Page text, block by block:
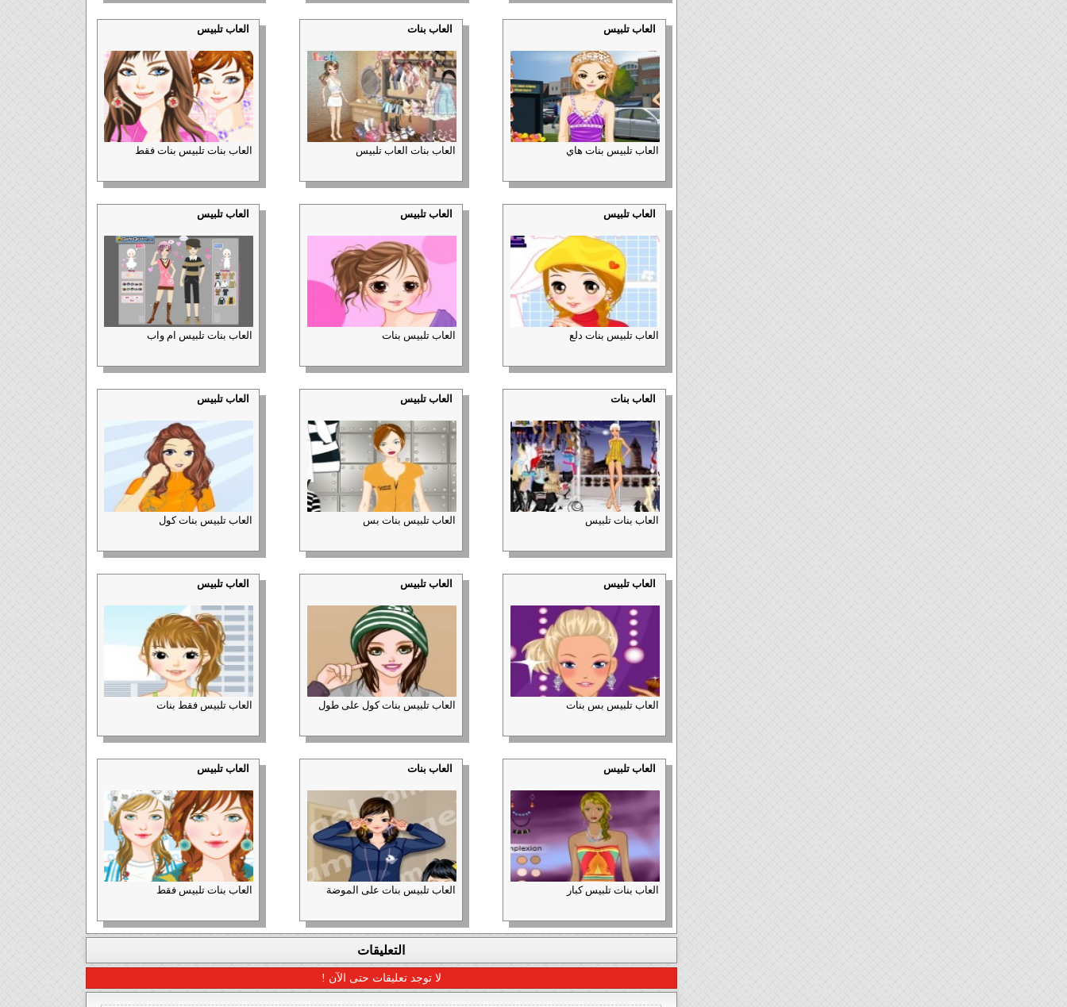
العاب تلبيس
العاب بنات تلبيس بنات فقط
العاب بنات
العاب بنات العاب تلبيس
العاب تلبيس
العاب تلبيس بنات هاي
العاب تلبيس
العاب بنات تلبيس ام واب
العاب تلبيس
العاب تلبيس بنات
العاب تلبيس
العاب تلبيس بنات دلع
العاب تلبيس
العاب تلبيس بنات كول
العاب تلبيس
العاب تلبيس بنات بس
العاب بنات
العاب بنات تلبيس
العاب تلبيس
العاب تلبيس فقط بنات
العاب تلبيس
العاب تلبيس بنات كول على طول
العاب تلبيس
العاب تلبيس بس بنات
العاب تلبيس
العاب بنات تلبيس فقط
العاب بنات
العاب تلبيس بنات على الموضة
العاب تلبيس
العاب بنات تلبيس كبار
التعليقات
لا توجد تعليقات حتى الآن !